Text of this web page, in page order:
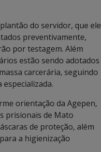
do servidor, que ele
preventivamente,
por testagem. Além
estão sendo adotados
carcerária, seguindo
orientação da Agepen,
prisionais de Mato
de proteção, além
a higienização